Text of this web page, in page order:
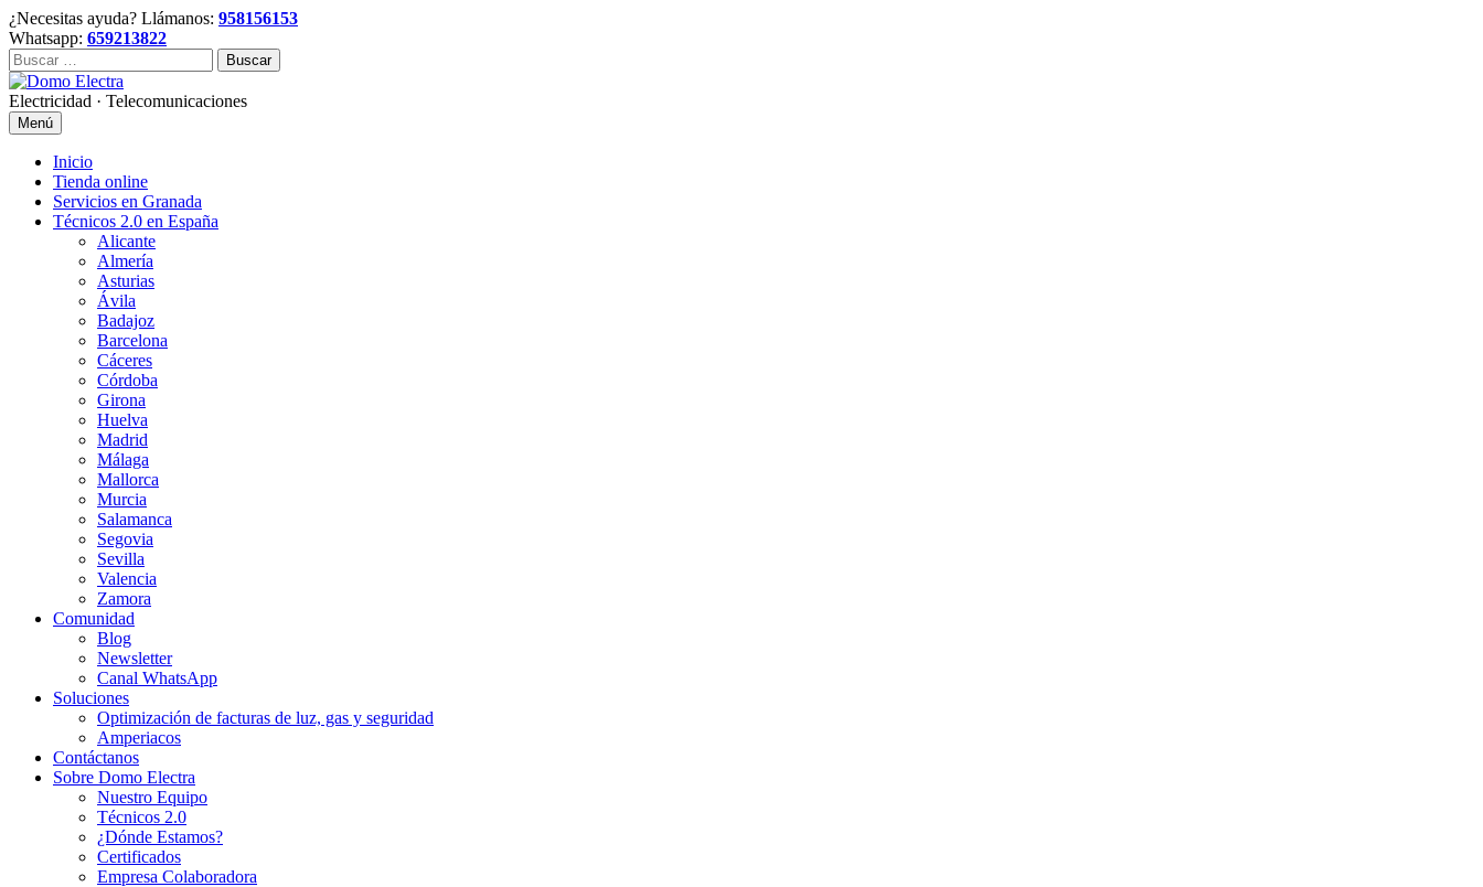
Skip
to
content
¿Necesitas ayuda? Llámanos: 958156153
Whatsapp: 659213822
Buscar:
Electricidad · Telecomunicaciones
Menú
Inicio
Tienda online
Servicios en Granada
Técnicos 2.0 en España
Alicante
Almería
Asturias
Ávila
Badajoz
Barcelona
Cáceres
Córdoba
Girona
Huelva
Madrid
Málaga
Mallorca
Murcia
Salamanca
Segovia
Sevilla
Valencia
Zamora
Comunidad
Blog
Newsletter
Canal WhatsApp
Soluciones
Optimización de facturas de luz, gas y seguridad
Amperiacos
Contáctanos
Sobre Domo Electra
Nuestro Equipo
Técnicos 2.0
¿Dónde Estamos?
Certificados
Empresa Colaboradora